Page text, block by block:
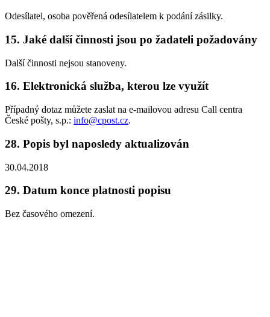
Odesílatel, osoba pověřená odesílatelem k podání zásilky.
15. Jaké další činnosti jsou po žadateli požadovány
Další činnosti nejsou stanoveny.
16. Elektronická služba, kterou lze využít
Případný dotaz můžete zaslat na e-mailovou adresu Call centra
České pošty, s.p.: info@cpost.cz.
28. Popis byl naposledy aktualizován
30.04.2018
29. Datum konce platnosti popisu
Bez časového omezení.